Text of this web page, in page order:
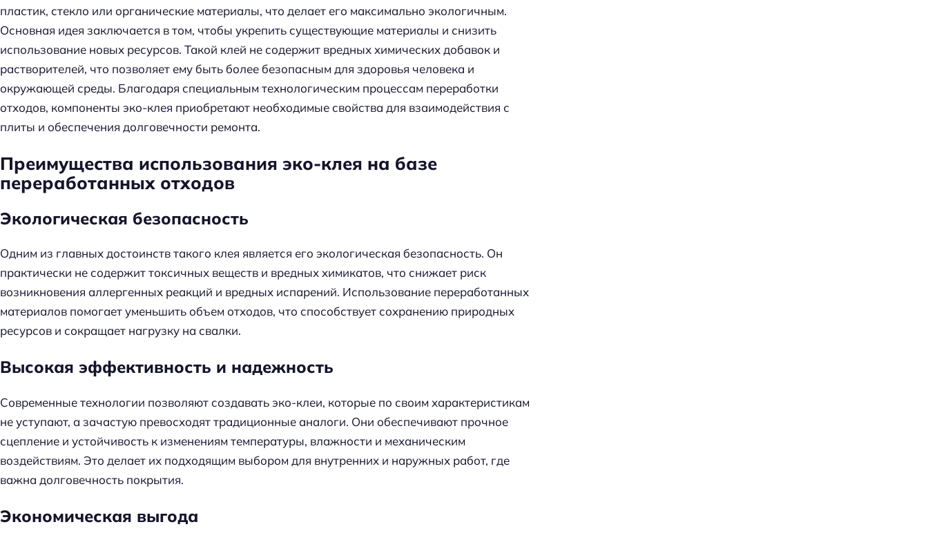
пластик, стекло или органические материалы, что делает его максимально экологичным.
Основная идея заключается в том, чтобы укрепить существующие материалы и снизить
использование новых ресурсов. Такой клей не содержит вредных химических добавок и
растворителей, что позволяет ему быть более безопасным для здоровья человека и
окружающей среды. Благодаря специальным технологическим процессам переработки
отходов, компоненты эко-клея приобретают необходимые свойства для взаимодействия с
плиты и обеспечения долговечности ремонта.
Преимущества использования эко-клея на базе
переработанных отходов
Экологическая безопасность
Одним из главных достоинств такого клея является его экологическая безопасность. Он
практически не содержит токсичных веществ и вредных химикатов, что снижает риск
возникновения аллергенных реакций и вредных испарений. Использование переработанных
материалов помогает уменьшить объем отходов, что способствует сохранению природных
ресурсов и сокращает нагрузку на свалки.
Высокая эффективность и надежность
Современные технологии позволяют создавать эко-клеи, которые по своим характеристикам
не уступают, а зачастую превосходят традиционные аналоги. Они обеспечивают прочное
сцепление и устойчивость к изменениям температуры, влажности и механическим
воздействиям. Это делает их подходящим выбором для внутренних и наружных работ, где
важна долговечность покрытия.
Экономическая выгода
т
и
: